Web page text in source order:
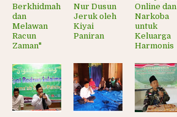
Berkhidmah
dan
Melawan
Racun
Zaman"
Nur Dusun
Jeruk oleh
Kiyai
Paniran
Online dan
Narkoba
untuk
Keluarga
Harmonis